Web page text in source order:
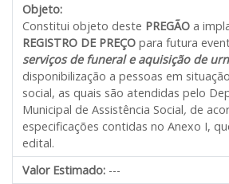
Objeto:
Constitui objeto deste PREGÃO a
REGISTRO DE PREÇO para futura
serviços de funeral e aquisição de
disponibilização a pessoas em
social, as quais são atendidas pelo
Municipal de Assistência Social, de
especificações contidas no Anexo I,
edital.
Valor Estimado: ---